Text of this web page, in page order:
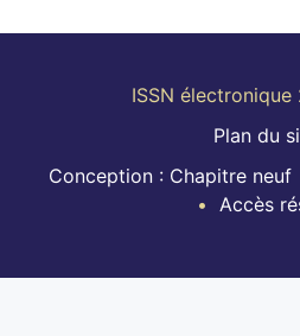
ISSN
Plan du
Conception : Chapitre neuf
Accès